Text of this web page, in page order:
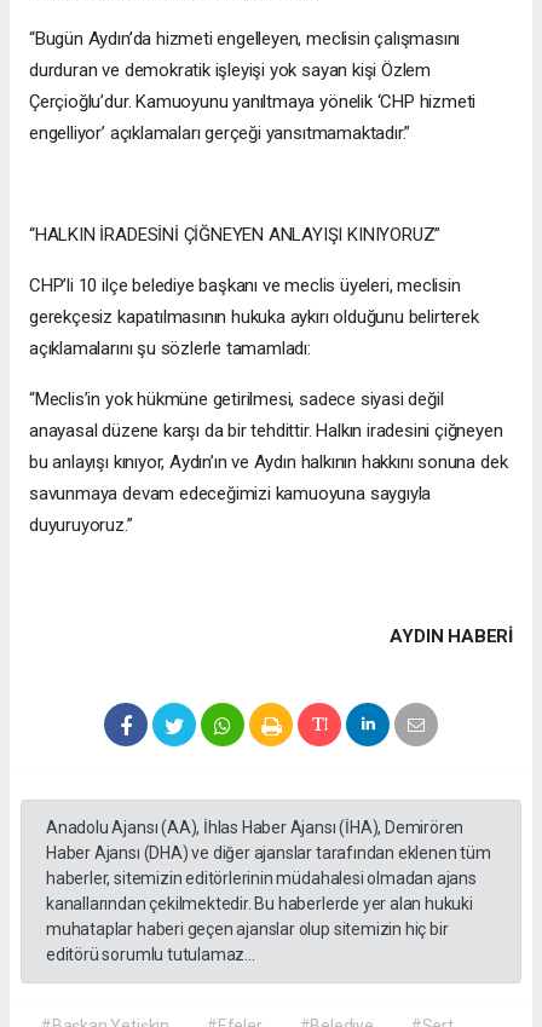
“Bugün Aydın’da hizmeti engelleyen, meclisin çalışmasını
durduran ve demokratik işleyişi yok sayan kişi Özlem
Çerçioğlu’dur. Kamuoyunu yanıltmaya yönelik ‘CHP hizmeti
engelliyor’ açıklamaları gerçeği yansıtmamaktadır.”
“HALKIN İRADESİNİ ÇİĞNEYEN ANLAYIŞI KINIYORUZ”
CHP’li 10 ilçe belediye başkanı ve meclis üyeleri, meclisin
gerekçesiz kapatılmasının hukuka aykırı olduğunu belirterek
açıklamalarını şu sözlerle tamamladı:
“Meclis’in yok hükmüne getirilmesi, sadece siyasi değil
anayasal düzene karşı da bir tehdittir. Halkın iradesini çiğneyen
bu anlayışı kınıyor, Aydın’ın ve Aydın halkının hakkını sonuna dek
savunmaya devam edeceğimizi kamuoyuna saygıyla
duyuruyoruz.”
AYDIN HABERİ
Anadolu Ajansı (AA), İhlas Haber Ajansı (İHA), Demirören
Haber Ajansı (DHA) ve diğer ajanslar tarafından eklenen tüm
haberler, sitemizin editörlerinin müdahalesi olmadan ajans
kanallarından çekilmektedir. Bu haberlerde yer alan hukuki
muhataplar haberi geçen ajanslar olup sitemizin hiç bir
editörü sorumlu tutulamaz...